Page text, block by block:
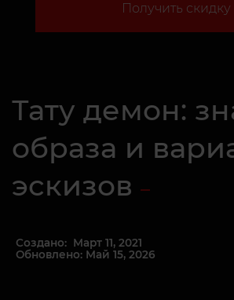
Получить скидку
Тату демон:
образа и
эскизов
Создано: Март 11, 2021
Обновлено: Май 15, 2026